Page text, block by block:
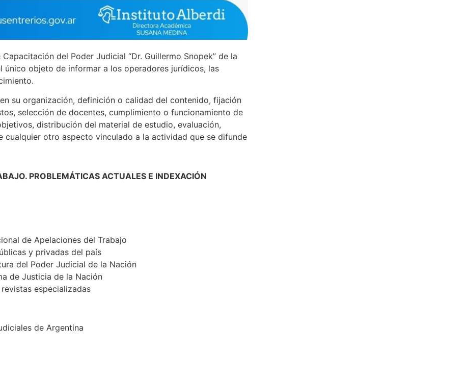
del Poder Judicial “Dr. Guillermo Snopek” de la
único objeto de informar a los operadores jurídicos, las
su organización, definición o calidad del contenido, fijación
selección de docentes, cumplimiento o funcionamiento de
distribución del material de estudio, evaluación,
otro aspecto vinculado a la actividad que se difunde
PROBLEMÁTICAS ACTUALES E INDEXACIÓN
de Apelaciones del Trabajo
y privadas del país
del Poder Judicial de la Nación
de Justicia de la Nación
especializadas
de Argentina